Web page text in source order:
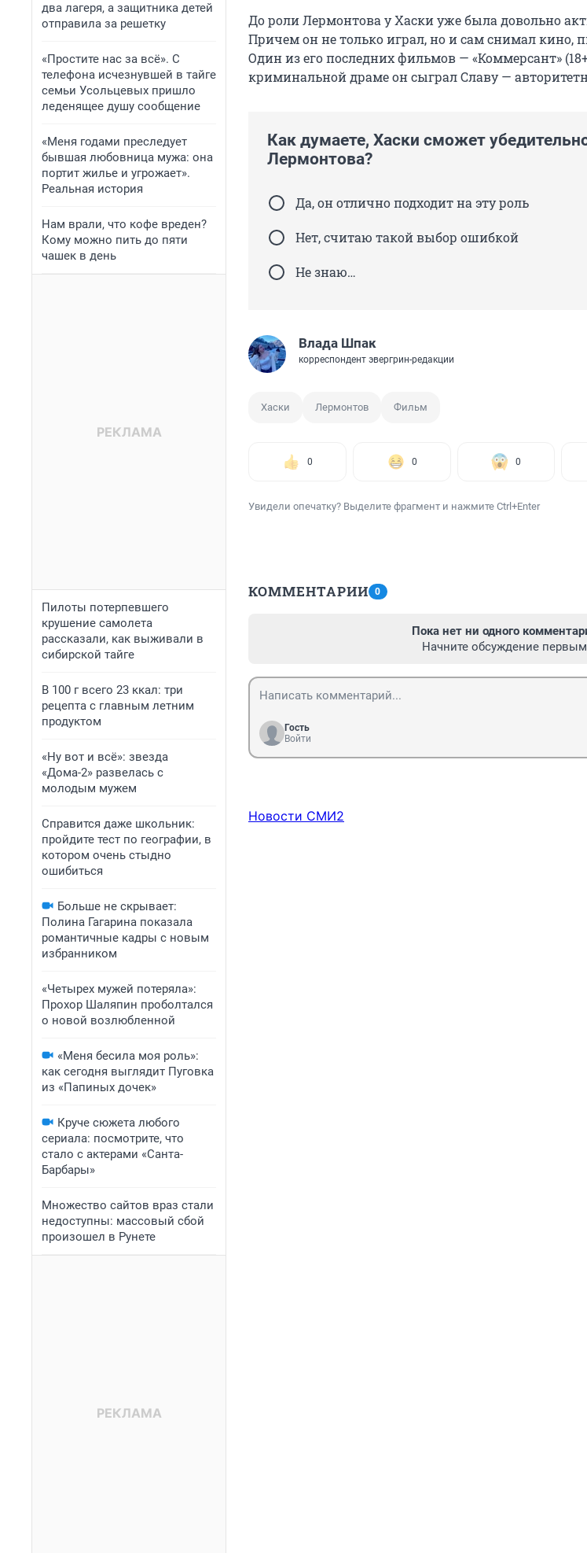
два лагеря, а защитника детей
отправила за решетку
«Простите нас за всё». С
телефона исчезнувшей в тайге
семьи Усольцевых пришло
леденящее душу сообщение
«Меня годами преследует
бывшая любовница мужа: она
портит жилье и угрожает».
Реальная история
Нам врали, что кофе вреден?
Кому можно пить до пяти
чашек в день
Пилоты потерпевшего
крушение самолета
рассказали, как выживали в
сибирской тайге
В 100 г всего 23 ккал: три
рецепта с главным летним
продуктом
«Ну вот и всё»: звезда
«Дома-2» развелась с
молодым мужем
Справится даже школьник:
пройдите тест по географии, в
котором очень стыдно
ошибиться
Больше не скрывает:
Полина Гагарина показала
романтичные кадры с новым
избранником
«Четырех мужей потеряла»:
Прохор Шаляпин проболтался
о новой возлюбленной
«Меня бесила моя роль»:
как сегодня выглядит Пуговка
из «Папиных дочек»
Круче сюжета любого
сериала: посмотрите, что
стало с актерами «Санта-
Барбары»
Множество сайтов враз стали
недоступны: массовый сбой
произошел в Рунете
До роли Лермонтова у Хаски уже была довольно
Причем он не только играл, но и сам снимал кино,
Один из его последних фильмов — «Коммерсант»
криминальной драме он сыграл Славу —
Как думаете, Хаски сможет
Лермонтова?
Да, он отлично подходит на эту роль
Нет, считаю такой выбор ошибкой
Не знаю…
Влада Шпак
корреспондент эвергрин-редакции
Хаски Лермонтов Фильм
0 0 0
Увидели опечатку? Выделите фрагмент и нажмите Ctrl+Enter
КОММЕНТАРИИ 0
Пока нет ни одного
Начните обсуждение
Гость
Войти
Новости СМИ2